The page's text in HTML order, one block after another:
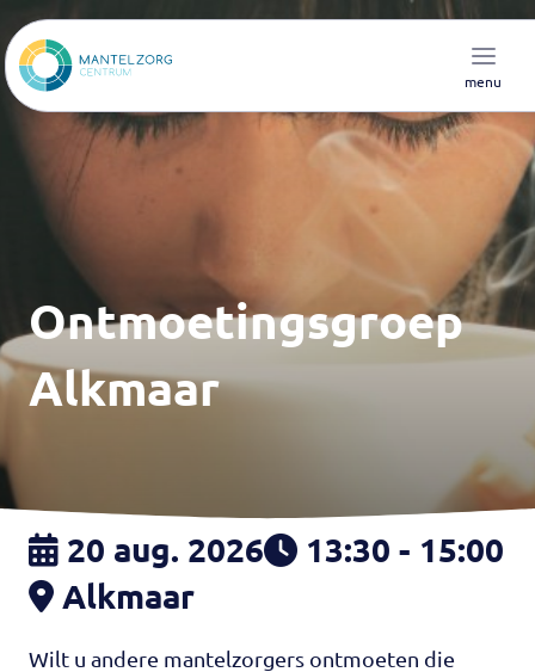
menu
Ontmoetingsgroep
Alkmaar
20 aug. 2026
13:30 - 15:00
Alkmaar
Wilt u andere mantelzorgers ontmoeten die